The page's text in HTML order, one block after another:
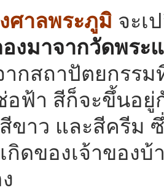
ศาลพระภูมิ จะเ
งมาจากวัดพระ
ากสถาปัตยกรร
อฟ้า สีก็จะขึ้นอ
ขาว และสีครีม
กิดของเจ้าของ